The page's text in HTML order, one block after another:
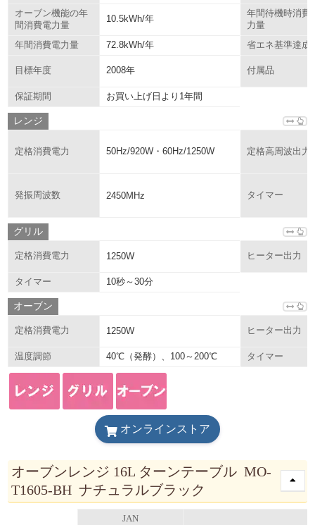
オーブン機能の年
間消費電力量
10.5kWh/年
年間待機時消費
力量
年間消費電力量
72.8kWh/年 省エネ基準達成
目標年度 2008年 付属品
保証期間 お買い上げ日より1年間
レンジ
定格消費電力 50Hz/920W・60Hz/1250W 定格高周波出力
発振周波数 2450MHz タイマー
グリル
定格消費電力 1250W ヒーター出力
タイマー 10秒～30分
オーブン
定格消費電力 1250W ヒーター出力
温度調節 40℃（発酵）、100～200℃ タイマー
オンラインストア
オーブンレンジ 16L ターンテーブル MO-
T1605-BH ナチュラルブラック
JAN